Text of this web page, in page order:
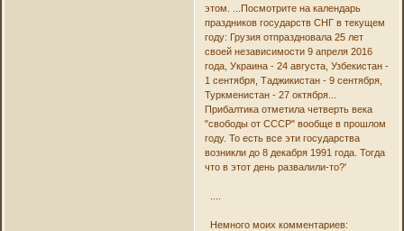
этом. ...Посмотрите на календарь
праздников государств СНГ в текущем
году: Грузия отпраздновала 25 лет
своей независимости 9 апреля 2016
года, Украина - 24 августа, Узбекистан -
1 сентября, Таджикистан - 9 сентября,
Туркменистан - 27 октября...
Прибалтика отметила четверть века
"свободы от СССР" вообще в прошлом
году. То есть все эти государства
возникли до 8 декабря 1991 года. Тогда
что в этот день развалили-то?'
Немного моих комментариев: